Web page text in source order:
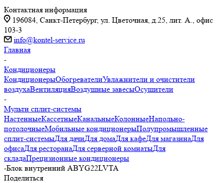
Контактная информация
196084, Санкт-Петербург, ул. Цветочная, д.25, лит. А., офис
103-3
info@kontel-service.ru
Главная
-
Кондиционеры
КондиционерыОбогревателиУвлажнители и очистители
воздухаВентиляцияВоздушные завесыОсушители
-
Мульти сплит-системы
НастенныеКассетныеКанальныеКолонныеНапольно-
потолочныеМобильные кондиционерыПолупромышленные
сплит-системыДля дачиДля домаДля кафеДля магазинаДля
офисаДля ресторанаДля серверной комнатыДля
складаПрецизионные кондиционеры
-Блок внутренний ABYG22LVTA
Поделиться